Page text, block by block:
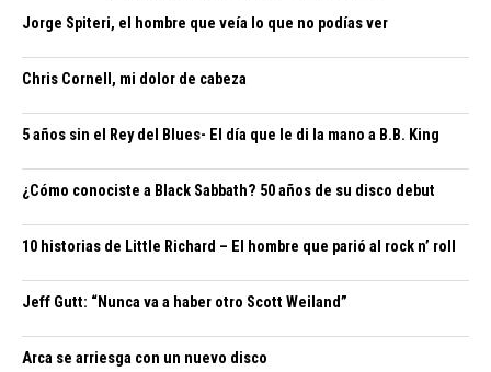
Jorge Spiteri, el hombre que veía lo que no podías ver
Chris Cornell, mi dolor de cabeza
5 años sin el Rey del Blues- El día que le di la mano a B.B. King
¿Cómo conociste a Black Sabbath? 50 años de su disco debut
10 historias de Little Richard – El hombre que parió al rock n’ roll
Jeff Gutt: “Nunca va a haber otro Scott Weiland”
Arca se arriesga con un nuevo disco